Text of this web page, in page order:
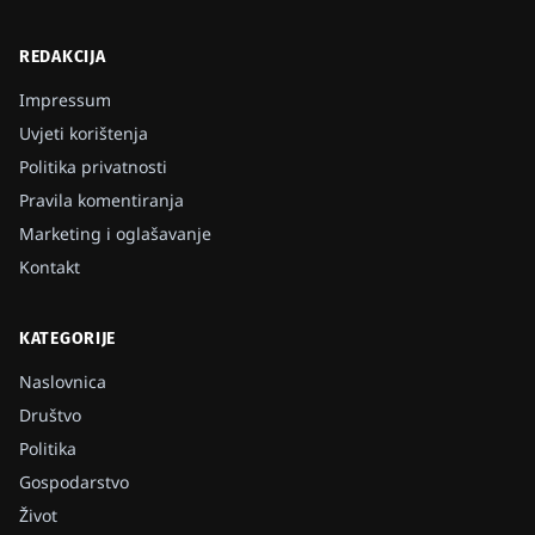
REDAKCIJA
Impressum
Uvjeti korištenja
Politika privatnosti
Pravila komentiranja
Marketing i oglašavanje
Kontakt
KATEGORIJE
Naslovnica
Društvo
Politika
Gospodarstvo
Život